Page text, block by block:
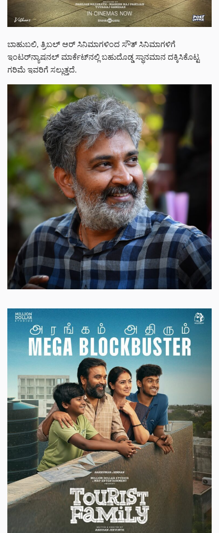
ಬಾಹುಬಲಿ, ತ್ರಿಬಲ್ ಆರ್ ಸಿನಿಮಾಗಳಿಂದ ಸೌತ್ ಸಿನಿಮಾಗಳಿಗೆ
ಇಂಟರ್‌‌ನ್ಯಾಷನಲ್ ಮಾರ್ಕೆಟ್‌‌ನಲ್ಲಿ ಬಹುದೊಡ್ಡ ಸ್ಥಾನಮಾನ ದಕ್ಕಿಸಿಕೊಟ್ಟ
ಗರಿಮೆ ಇವರಿಗೆ ಸಲ್ಲುತ್ತದೆ.